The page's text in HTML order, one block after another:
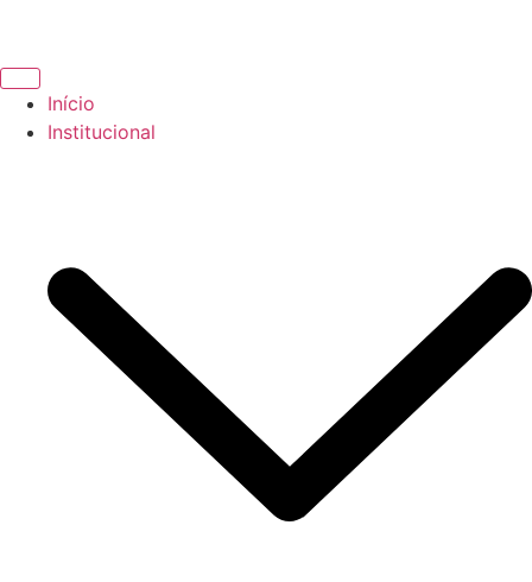
Início
Institucional